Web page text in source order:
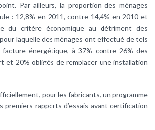
Par ailleurs, la proportion des ménages
: 12,8% en 2011, contre 14,4% en 2010 et
du critère économique au détriment des
laquelle des ménages ont effectué de tels
énergétique, à 37% contre 26% des
et 20% obligés de remplacer une installation
pour les fabricants, un programme
rapports d’essais avant certification